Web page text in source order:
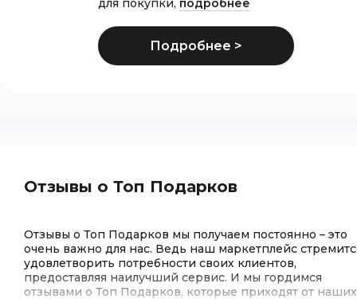
для покупки, подробнее
Отзывы о Топ Подарков
Отзывы о Топ Подарков мы получаем постоянно – это
очень важно для нас. Ведь наш маркетплейс
удовлетворить потребности своих клиентов,
предоставляя наилучший сервис. И мы гордимся
отзывами о Топ Подарков, которые приходят от наших